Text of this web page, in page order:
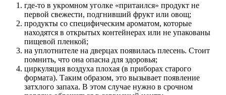
где-то в укромном уголке «притаился» продукт не
первой свежести, подгнивший фрукт или овощ;
продукты со специфическим ароматом, которые
находятся в открытых контейнерах или не упакованы
пищевой пленкой;
на уплотнителе на дверцах появилась плесень. Стоит
помнить, что она опасна для здоровья;
циркуляция воздуха плохая (в приборах старого
формата). Таким образом, это вызывает появление
затхлого запаха. В этом случае нужно в срочном